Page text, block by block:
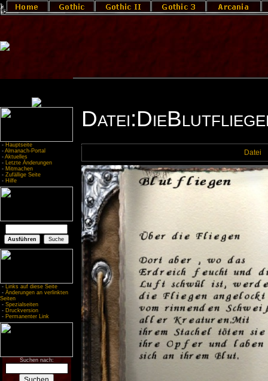
- Hauptseite
- Almanach-Portal
- Aktuelles
- Letzte Änderungen
- Mitmachen
- Zufällige Seite
- Hilfe
- Links auf diese Seite
- Änderungen an verlinkten
Seiten
- Spezialseiten
- Druckversion
- Permanenter Link
Suchen nach:
Datei